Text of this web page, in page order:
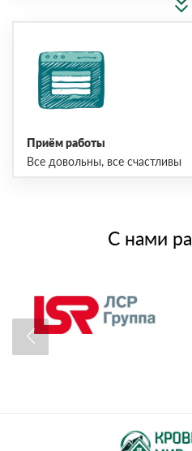
Приём работы
Все довольны, все счастливы
С нами